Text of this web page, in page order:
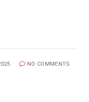
NO COMMENTS